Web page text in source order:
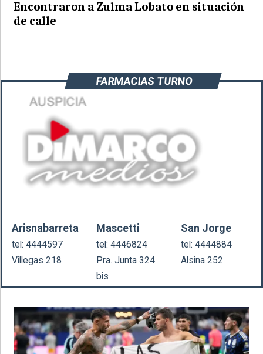
Encontraron a Zulma Lobato en situación
de calle
FARMACIAS TURNO
Arisnabarreta
tel: 4444597
Villegas 218
Mascetti
tel: 4446824
Pra. Junta 324
bis
San Jorge
tel: 4444884
Alsina 252